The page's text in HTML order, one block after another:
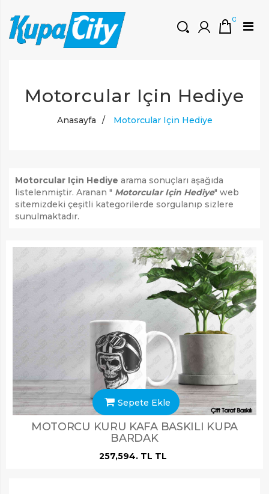
Müşteri Girişi
0
0 ₺
ARAMAK İÇIN ENTER'E BASIN
Motorcular Için Hediye
Anasayfa / Motorcular Için Hediye
Motorcular Için Hediye arama sonuçları aşağıda
listelenmiştir. Aranan " Motorcular Için Hediye" web
sitemizdeki çeşitli kategorilerde sorgulanıp sizlere
sunulmaktadır.
Sepete Ekle
MOTORCU KURU KAFA BASKILI KUPA
BARDAK
257,594. TL TL